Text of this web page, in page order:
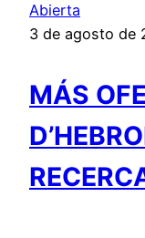
Abierta
3 de agosto de
MÁS